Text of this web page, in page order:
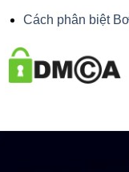
Cách phân biệt